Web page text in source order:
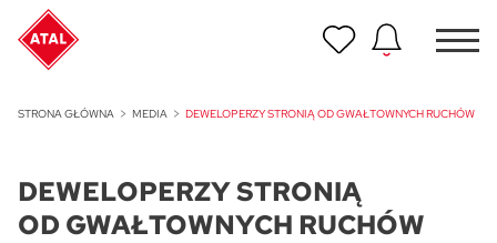
STRONA GŁÓWNA MEDIA DEWELOPERZY STRONIĄ OD GWAŁTOWNYCH RUCHÓW
DEWELOPERZY STRONIĄ
OD GWAŁTOWNYCH RUCHÓW
ATAL Unii Lubelskiej w Poznaniu
Nowość
ATAL Ville przy Białej